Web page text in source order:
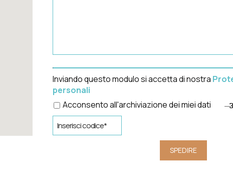
Inviando questo modulo si accetta di nostra
personali
Acconsento all'archiviazione dei miei dati
SPEDIRE